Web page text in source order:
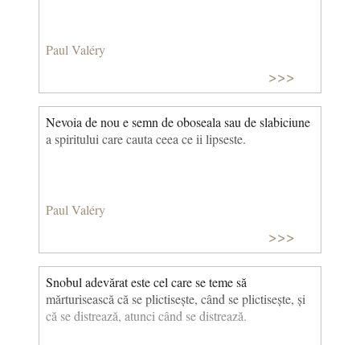
Paul Valéry
>>>
Nevoia de nou e semn de oboseala sau de slabiciune
a spiritului care cauta ceea ce ii lipseste.
Paul Valéry
>>>
Snobul adevărat este cel care se teme să
mărturisească că se plictisește, când se plictisește, și
că se distrează, atunci când se distrează.